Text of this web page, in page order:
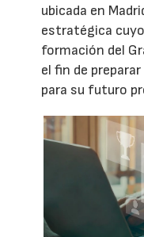
ubicada en
estratégica
formación del
el fin de
para su futuro